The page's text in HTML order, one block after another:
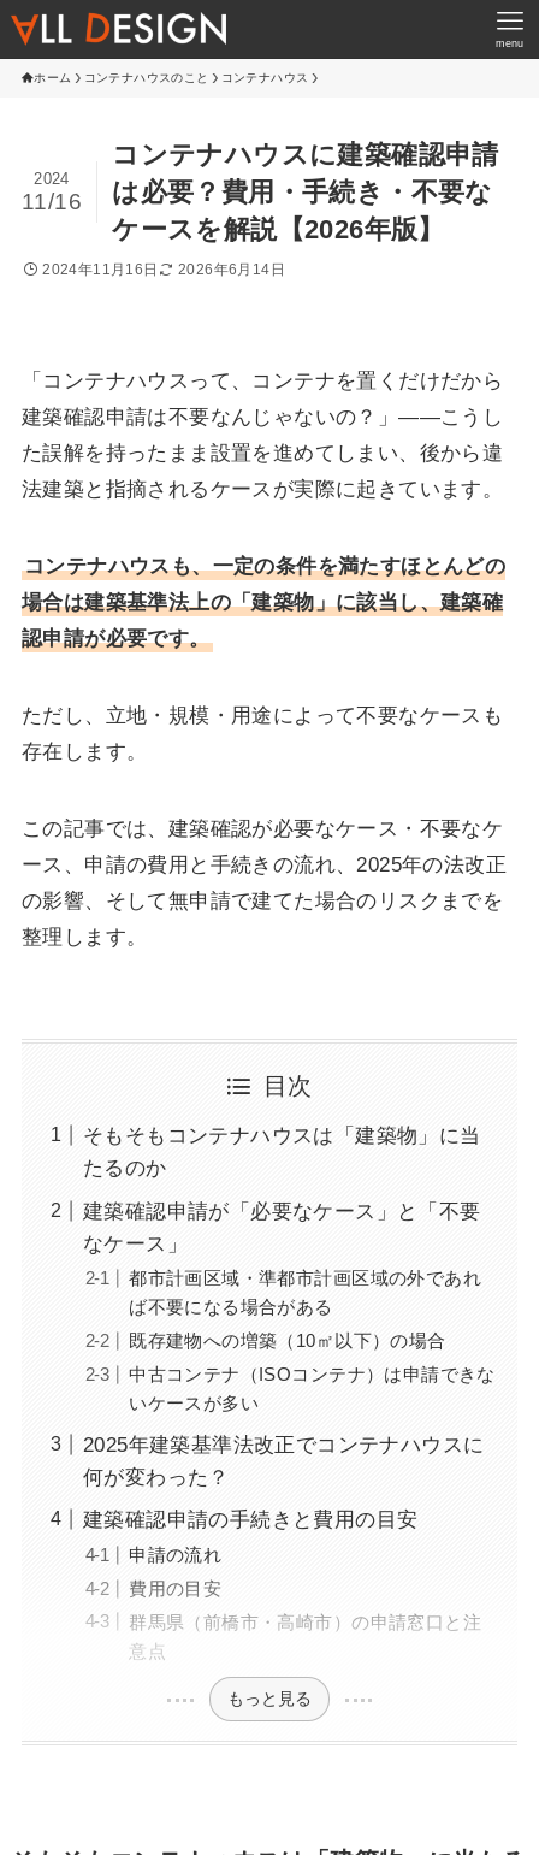
menu
ホーム コンテナハウスのこと コンテナハウス
コンテナハウスに建築確認申請
は必要？費用・手続き・不要な
ケースを解説【2026年版】
2024
11/16
2024年11月16日 2026年6月14日
「コンテナハウスって、コンテナを置くだけだから
建築確認申請は不要なんじゃないの？」——こうし
た誤解を持ったまま設置を進めてしまい、後から違
法建築と指摘されるケースが実際に起きています。
コンテナハウスも、一定の条件を満たすほとんどの
場合は建築基準法上の「建築物」に該当し、建築確
認申請が必要です。
ただし、立地・規模・用途によって不要なケースも
存在します。
この記事では、建築確認が必要なケース・不要なケ
ース、申請の費用と手続きの流れ、2025年の法改正
の影響、そして無申請で建てた場合のリスクまでを
整理します。
目次
そもそもコンテナハウスは「建築物」に当
たるのか
建築確認申請が「必要なケース」と「不要
なケース」
都市計画区域・準都市計画区域の外であれ
ば不要になる場合がある
既存建物への増築（10㎡以下）の場合
中古コンテナ（ISOコンテナ）は申請できな
いケースが多い
2025年建築基準法改正でコンテナハウスに
何が変わった？
建築確認申請の手続きと費用の目安
申請の流れ
費用の目安
群馬県（前橋市・高崎市）の申請窓口と注
意点
もっと見る